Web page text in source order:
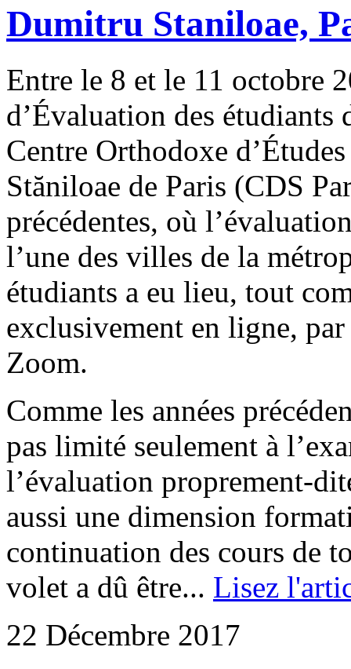
Dumitru Staniloae,
Entre le 8 et le 11 octobre
d’Évaluation des
Centre Orthodoxe
Stăniloae de Paris (CDS
précédentes, où
l’une des villes de la
étudiants a eu lieu, tout
exclusivement en ligne,
Zoom.
Comme les années
pas limité seulement à
l’évaluation proprement-
aussi une dimension
continuation des cours de
volet a dû être... Lisez
22 Décembre 2017